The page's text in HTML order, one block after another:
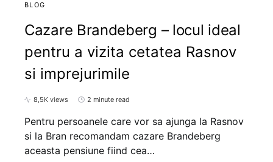
BLOG
Cazare Brandeberg – locul ideal
pentru a vizita cetatea Rasnov
si imprejurimile
8,5K views 2 minute read
Pentru persoanele care vor sa ajunga la Rasnov
si la Bran recomandam cazare Brandeberg
aceasta pensiune fiind cea…